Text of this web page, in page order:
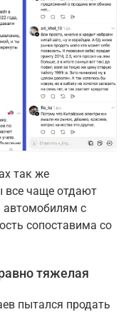
так же
все чаще отдают
автомобилям с
сопоставима со
тяжелая
пытался продать